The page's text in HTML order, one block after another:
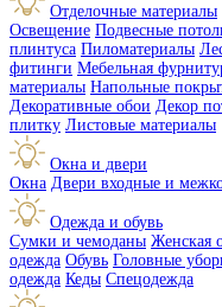
Отделочные материалы
Освещение Подвесные
плинтуса Пиломатериалы
фитинги Мебельная
материалы Напольные
Декоративные обои Декор
плитку Листовые материалы
Окна и двери
Окна Двери входные и
Одежда и обувь
Сумки и чемоданы Женская
одежда Обувь Головные
одежда Кеды Спецодежда